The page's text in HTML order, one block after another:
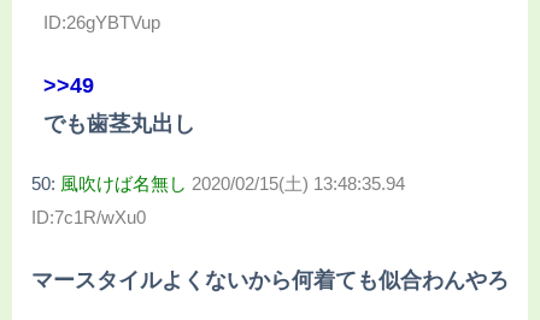
ID:26gYBTVup
>>49
でも歯茎丸出し
50: 風吹けば名無し 2020/02/15(土) 13:48:35.94
ID:7c1R/wXu0
マースタイルよくないから何着ても似合わんやろ